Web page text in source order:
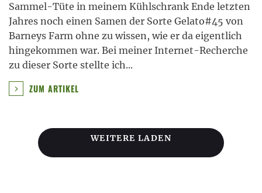
Sammel-Tüte in meinem Kühlschrank Ende letzten
Jahres noch einen Samen der Sorte Gelato#45 von
Barneys Farm ohne zu wissen, wie er da eigentlich
hingekommen war. Bei meiner Internet-Recherche
zu dieser Sorte stellte ich...
ZUM ARTIKEL
WEITERE LADEN